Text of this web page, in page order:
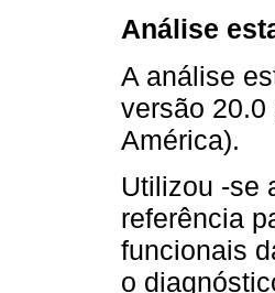
Análise
A análise
versão
América).
Utilizou -se
referência
funcionais
o